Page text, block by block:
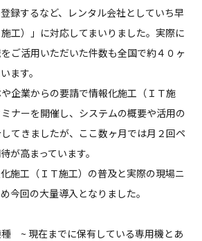
録するなど、レンタル会社としていち早
工）」に対応してまいりました。実際に
ご活用いただいた件数も全国で約４０ヶ
ます。
企業からの要請で情報化施工（ＩＴ施
ナーを開催し、システムの概要や活用の
てきましたが、ここ数ヶ月では月２回ペ
が高まっています。
施工（ＩＴ施工）の普及と実際の現場ニ
今回の大量導入となりました。
種 ~ 現在までに保有している専用機とあ